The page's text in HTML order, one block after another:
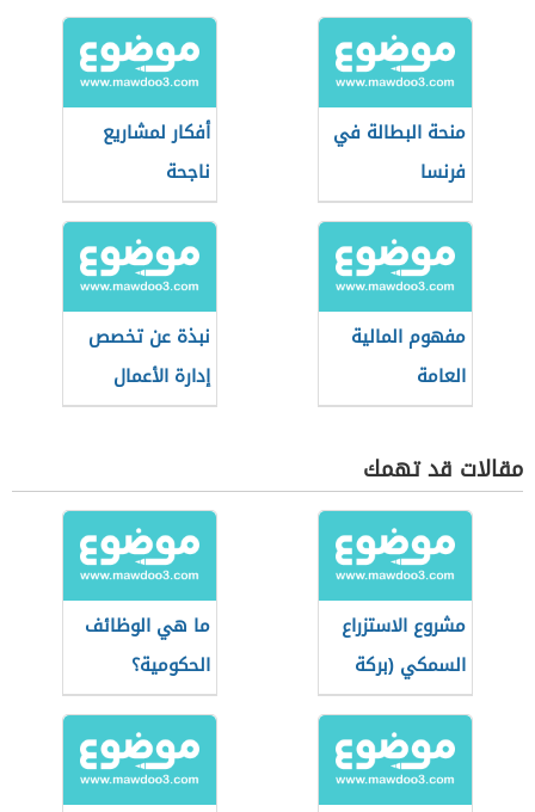
منحة البطالة في
فرنسا
أفكار لمشاريع
ناجحة
مفهوم المالية
العامة
نبذة عن تخصص
إدارة الأعمال
مقالات قد تهمك
مشروع الاستزراع
السمكي (بركة
غليون)
ما هي الوظائف
الحكومية؟